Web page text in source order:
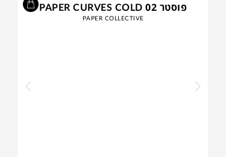
פוסטר PAPER CURVES COLD 02
PAPER COLLECTIVE